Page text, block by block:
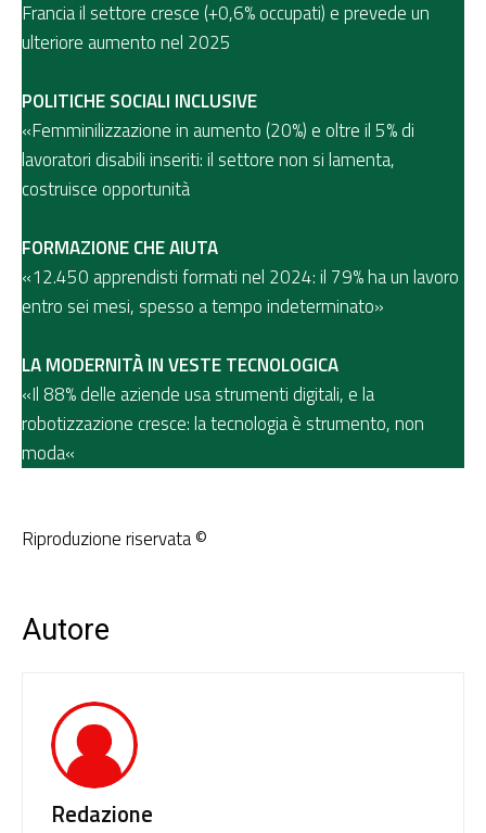
Francia il settore cresce (+0,6% occupati) e prevede un
ulteriore aumento nel 2025
POLITICHE SOCIALI INCLUSIVE
«Femminilizzazione in aumento (20%) e oltre il 5% di
lavoratori disabili inseriti: il settore non si lamenta,
costruisce opportunità
FORMAZIONE CHE AIUTA
«12.450 apprendisti formati nel 2024: il 79% ha un lavoro
entro sei mesi, spesso a tempo indeterminato»
LA MODERNITÀIN VESTE TECNOLOGICA
«Il 88% delle aziende usa strumenti digitali, e la
robotizzazione cresce: la tecnologia è strumento, non
moda«
Riproduzione riservata ©
Autore
Redazione